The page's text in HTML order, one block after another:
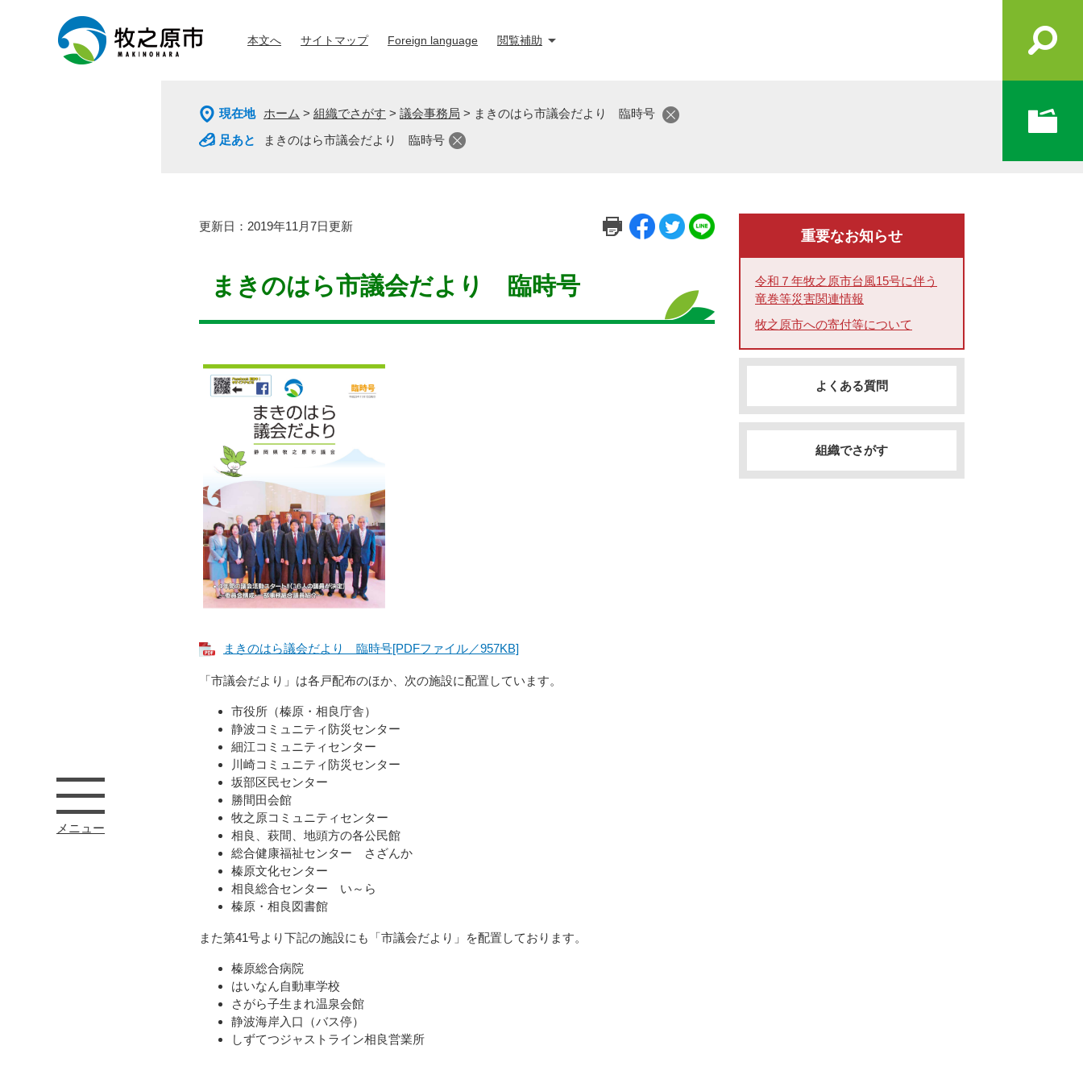
ー
ジ
の
ニ
ュ
ー
本文へ サイトマップ Foreign language 閲覧補助
メニュー
現在地 ホーム > 組織でさがす > 議会事務局 > まきのはら市議会だより 臨時号
まきのはら市議会だより 臨時号
本
更新日：2019年11月7日更新
まきのはら市議会だより 臨時号
まきのはら議会だより 臨時号[PDFファイル／957KB]
「市議会だより」は各戸配布のほか、次の施設に配置しています。
市役所（榛原・相良庁舎）
静波コミュニティ防災センター
細江コミュニティセンター
川崎コミュニティ防災センター
坂部区民センター
勝間田会館
牧之原コミュニティセンター
相良、萩間、地頭方の各公民館
総合健康福祉センター さざんか
榛原文化センター
相良総合センター い～ら
榛原・相良図書館
また第41号より下記の施設にも「市議会だより」を配置しております。
榛原総合病院
はいなん自動車学校
さがら子生まれ温泉会館
静波海岸入口（バス停）
しずてつジャストライン相良営業所
重要なお知らせ
令和７年牧之原市台風15号に伴う
竜巻等災害関連情報
牧之原市への寄付等について
よくある質問
組織でさがす